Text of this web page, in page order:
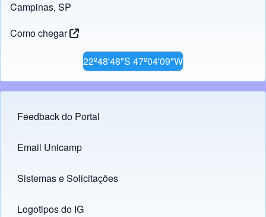
Campinas, SP
Como chegar
22º48'48"S 47º04'09"W
Footer menu
Feedback do Portal
Links
Email Unicamp
(opens in new tab)
Sistemas e Solicitações
(opens in new tab)
Logotipos do IG
(opens in new tab)